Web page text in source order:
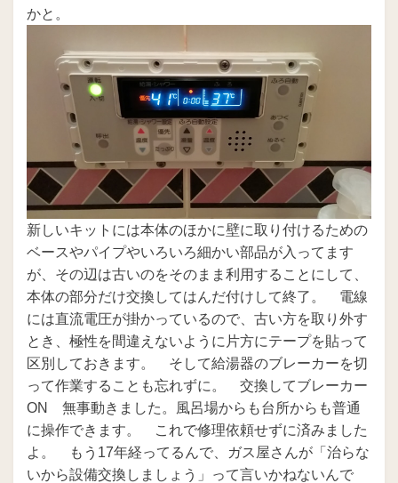
かと。
新しいキットには本体のほかに壁に取り付けるための
ベースやパイプやいろいろ細かい部品が入ってます
が、その辺は古いのをそのまま利用することにして、
本体の部分だけ交換してはんだ付けして終了。 電線
には直流電圧が掛かっているので、古い方を取り外す
とき、極性を間違えないように片方にテープを貼って
区別しておきます。 そして給湯器のブレーカーを切
って作業することも忘れずに。 交換してブレーカー
ON 無事動きました。風呂場からも台所からも普通
に操作できます。 これで修理依頼せずに済みました
よ。 もう17年経ってるんで、ガス屋さんが「治らな
いから設備交換しましょう」って言いかねないんで